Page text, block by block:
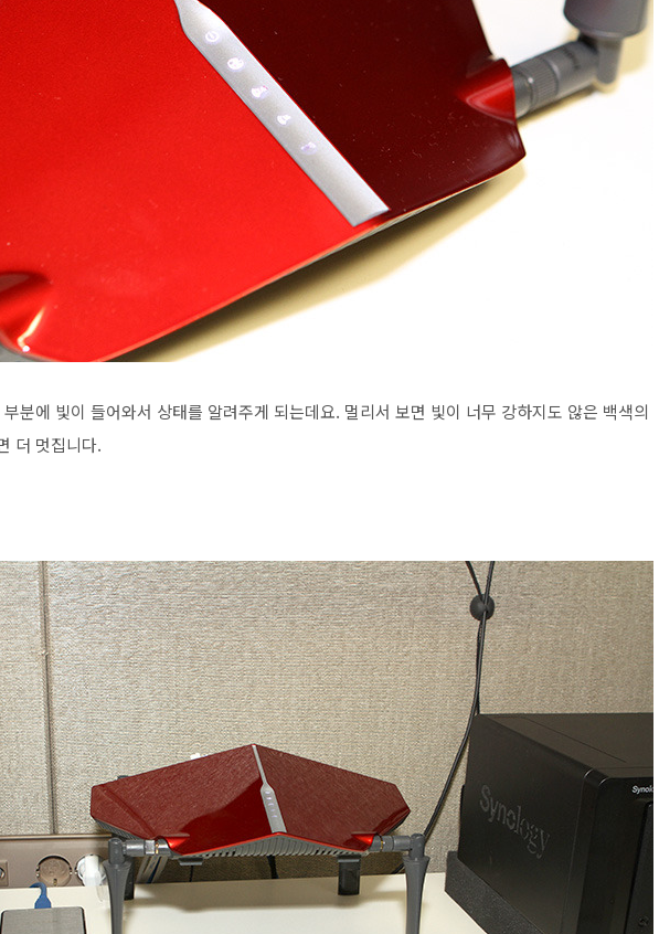
분에 빛이 들어와서 상태를 알려주게 되는데요. 멀리서 보면 빛이 너무 강하지도 않은 백색의
더 멋집니다.